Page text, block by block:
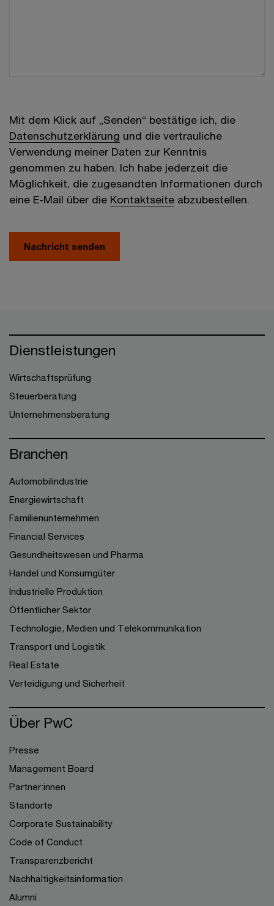
Mit dem Klick auf „Senden“ bestätige ich, die
Datenschutzerklärung und die vertrauliche
Verwendung meiner Daten zur Kenntnis
genommen zu haben. Ich habe jederzeit die
Möglichkeit, die zugesandten Informationen durch
eine E-Mail über die Kontaktseite abzubestellen.
Nachricht senden
Dienstleistungen
Wirtschaftsprüfung
Steuerberatung
Unternehmensberatung
Branchen
Automobilindustrie
Energiewirtschaft
Familienunternehmen
Financial Services
Gesundheitswesen und Pharma
Handel und Konsumgüter
Industrielle Produktion
Öffentlicher Sektor
Technologie, Medien und Telekommunikation
Transport und Logistik
Real Estate
Verteidigung und Sicherheit
Über PwC
Presse
Management Board
Partner:innen
Standorte
Corporate Sustainability
Code of Conduct
Transparenzbericht
Nachhaltigkeitsinformation
Alumni